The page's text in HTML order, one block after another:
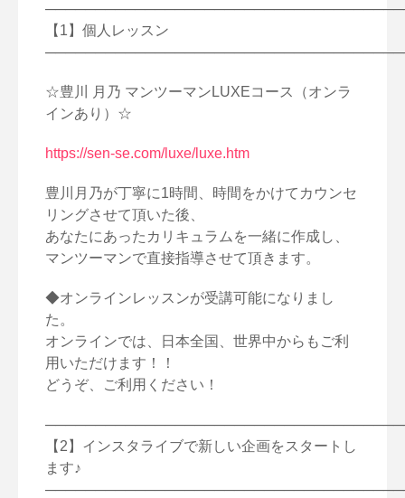
【1】個人レッスン
☆豊川 月乃 マンツーマンLUXEコース（オンラ
インあり）☆
https://sen-se.com/luxe/luxe.htm
豊川月乃が丁寧に1時間、時間をかけてカウンセ
リングさせて頂いた後、
あなたにあったカリキュラムを一緒に作成し、
マンツーマンで直接指導させて頂きます。
◆オンラインレッスンが受講可能になりまし
た。
オンラインでは、日本全国、世界中からもご利
用いただけます！！
どうぞ、ご利用ください！
【2】インスタライブで新しい企画をスタートし
ます♪